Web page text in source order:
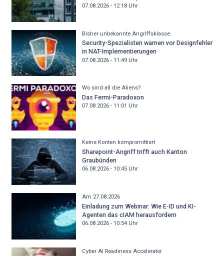
07.08.2026 - 12:18Uhr
Bisher unbekannte Angriffsklasse
Security-Spezialisten warnen vor Designfehler
in NAT-Implementierungen
07.08.2026 - 11:49Uhr
Wo sind all die Aliens?
Das Fermi-Paradoxon
07.08.2026 - 11:01 Uhr
Keine Konten kompromittiert
Sharepoint-Angriff trifft auch Kanton
Graubünden
06.08.2026 - 10:45Uhr
Am 27.08.2026
Einladung zum Webinar: Wie E-ID und KI-
Agenten das cIAM herausfordern
06.08.2026 - 10:54Uhr
Cyber AI Readiness Accelerator